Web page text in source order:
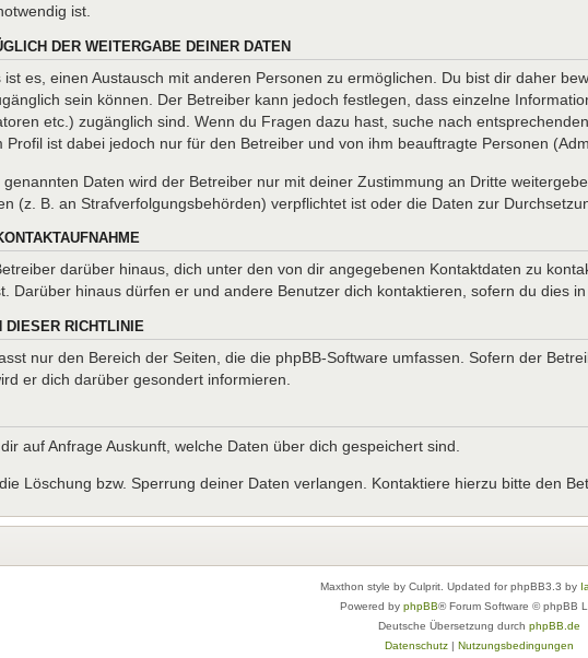
ist.
DER WEITERGABE DEINER DATEN
es, einen Austausch mit anderen Personen zu ermöglichen. Du bist dir daher
sein können. Der Betreiber kann jedoch festlegen, dass einzelne
etc.) zugänglich sind. Wenn du Fragen dazu hast, suche nach
Profil ist dabei jedoch nur für den Betreiber und von ihm beauftragte Personen
Daten wird der Betreiber nur mit deiner Zustimmung an Dritte
(z. B. an Strafverfolgungsbehörden) verpflichtet ist oder die Daten zur
darüber hinaus, dich unter den von dir angegebenen Kontaktdaten zu
Darüber hinaus dürfen er und andere Benutzer dich kontaktieren, sofern du dies
DIESER RICHTLINIE
nur den Bereich der Seiten, die die phpBB-Software umfassen. Sofern der
er dich darüber gesondert informieren.
auf Anfrage Auskunft, welche Daten über dich gespeichert sind.
Löschung bzw. Sperrung deiner Daten verlangen. Kontaktiere hierzu bitte den
Maxthon style by Culprit. Updated for phpBB3.3 by
Powered by phpBB® Forum Software © phpBB
Deutsche Übersetzung durch phpBB.de
Datenschutz| Nutzungsbedingungen